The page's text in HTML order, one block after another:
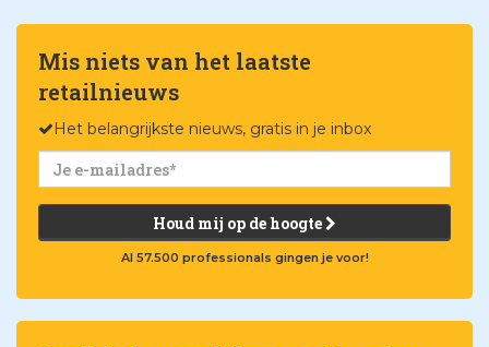
Mis niets van het laatste
retailnieuws
Het belangrijkste nieuws, gratis in je inbox
Houd mij op de hoogte
Al 57.500 professionals gingen je voor!